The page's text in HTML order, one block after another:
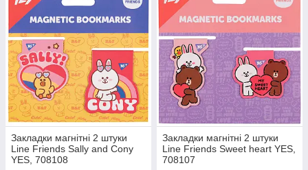
Закладки магнітні 2 штуки
Line Friends Sally and Cony
YES, 708108
Закладки магнітні 2 штуки
Line Friends Sweet heart YES,
708107